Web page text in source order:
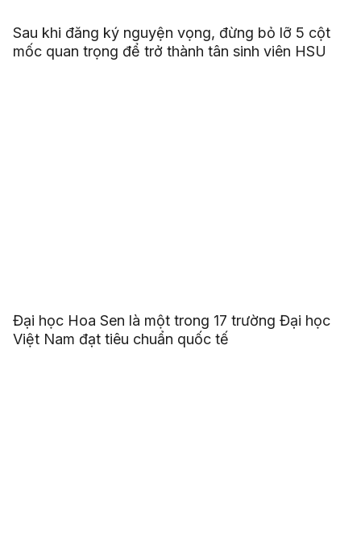
Sau khi đăng ký nguyện vọng, đừng bỏ lỡ 5 cột
mốc quan trọng để trở thành tân sinh viên HSU
Đại học Hoa Sen là một trong 17 trường Đại học
Việt Nam đạt tiêu chuẩn quốc tế